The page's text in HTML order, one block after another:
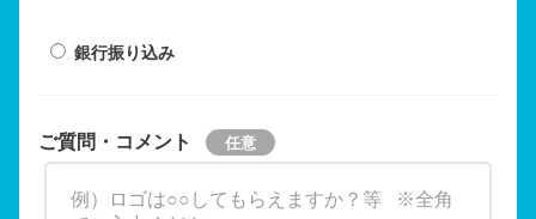
銀行振り込み
ご質問・コメント